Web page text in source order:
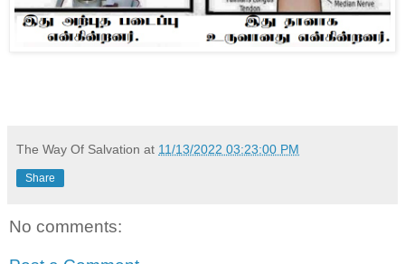
The Way Of Salvation at 11/13/2022 03:23:00 PM
Share
No comments: